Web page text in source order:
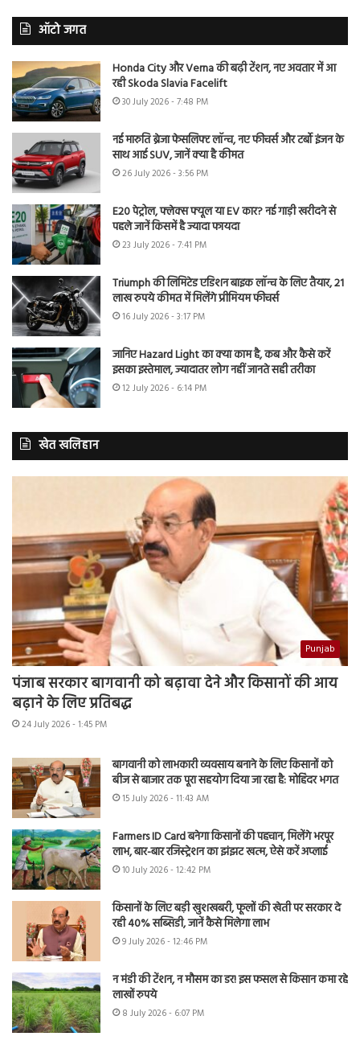
ऑटो जगत
Honda City और Verna की बढ़ी टेंशन, नए अवतार में आ
रही Skoda Slavia Facelift
30 July 2026 - 7:48 PM
नई मारुति ब्रेजा फेसलिफ्ट लॉन्च, नए फीचर्स और टर्बो इंजन के
साथ आई SUV, जानें क्या है कीमत
26 July 2026 - 3:56 PM
E20 पेट्रोल, फ्लेक्स फ्यूल या EV कार? नई गाड़ी खरीदने से
पहले जानें किसमें है ज्यादा फायदा
23 July 2026 - 7:41 PM
Triumph की लिमिटेड एडिशन बाइक लॉन्च के लिए तैयार, 21
लाख रुपये कीमत में मिलेंगे प्रीमियम फीचर्स
16 July 2026 - 3:17 PM
जानिए Hazard Light का क्या काम है, कब और कैसे करें
इसका इस्तेमाल, ज्यादातर लोग नहीं जानते सही तरीका
12 July 2026 - 6:14 PM
खेत खलिहान
Punjab
पंजाब सरकार बागवानी को बढ़ावा देने और किसानों की आय
बढ़ाने के लिए प्रतिबद्ध
24 July 2026 - 1:45 PM
बागवानी को लाभकारी व्यवसाय बनाने के लिए किसानों को
बीज से बाजार तक पूरा सहयोग दिया जा रहा है: मोहिंदर भगत
15 July 2026 - 11:43 AM
Farmers ID Card बनेगा किसानों की पहचान, मिलेंगे भरपूर
लाभ, बार-बार रजिस्ट्रेशन का झंझट खत्म, ऐसे करें अप्लाई
10 July 2026 - 12:42 PM
किसानों के लिए बड़ी खुशखबरी, फूलों की खेती पर सरकार दे
रही 40% सब्सिडी, जानें कैसे मिलेगा लाभ
9 July 2026 - 12:46 PM
न मंडी की टेंशन, न मौसम का डर! इस फसल से किसान कमा रहे
लाखों रुपये
8 July 2026 - 6:07 PM